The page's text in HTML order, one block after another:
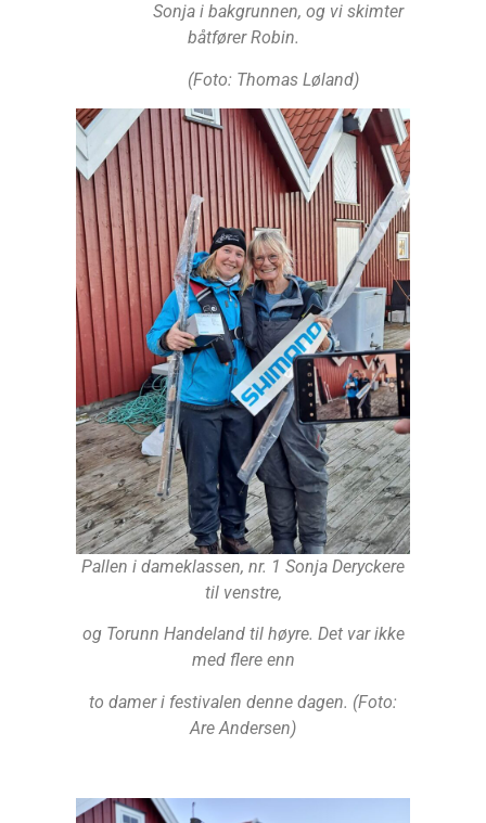
Sonja i bakgrunnen, og vi skimter
båtfører Robin.
(Foto: Thomas Løland)
Pallen i dameklassen, nr. 1 Sonja Deryckere
til venstre,
og Torunn Handeland til høyre. Det var ikke
med flere enn
to damer i festivalen denne dagen. (Foto:
Are Andersen)